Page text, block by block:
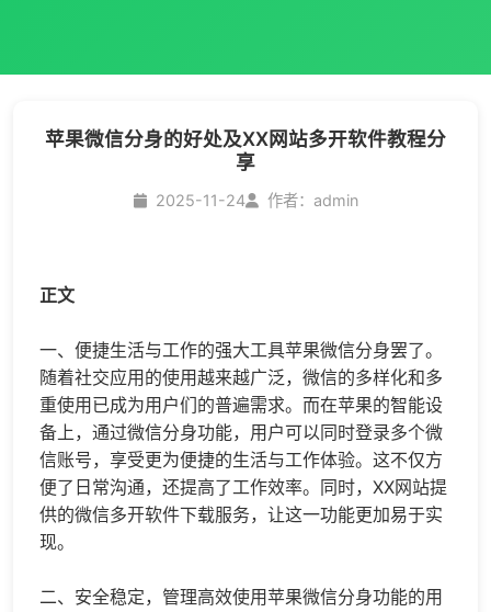
苹果微信分身的好处及XX网站多开软件教程分
享
2025-11-24 作者：admin
正文
一、便捷生活与工作的强大工具苹果微信分身罢了。
随着社交应用的使用越来越广泛，微信的多样化和多
重使用已成为用户们的普遍需求。而在苹果的智能设
备上，通过微信分身功能，用户可以同时登录多个微
信账号，享受更为便捷的生活与工作体验。这不仅方
便了日常沟通，还提高了工作效率。同时，XX网站提
供的微信多开软件下载服务，让这一功能更加易于实
现。
二、安全稳定，管理高效使用苹果微信分身功能的用